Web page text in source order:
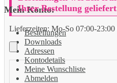
Mein Konto:
Bestellungen
Downloads
Adressen
Kontodetails
Meine Wunschliste
Abmelden
Ihrer Bestellung
Lieferzeiten: Mo-So 07:00-23:00